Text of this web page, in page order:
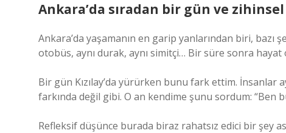
Ankara’da sıradan bir gün ve
Ankara’da yaşamanın en garip yanlarından biri, bazı
otobüs, aynı durak, aynı simitçi… Bir süre sonra
Bir gün Kızılay’da yürürken bunu fark ettim. İnsanlar
farkında değil gibi. O an kendime şunu sordum: “Ben
Refleksif düşünce burada biraz rahatsız edici bir şey